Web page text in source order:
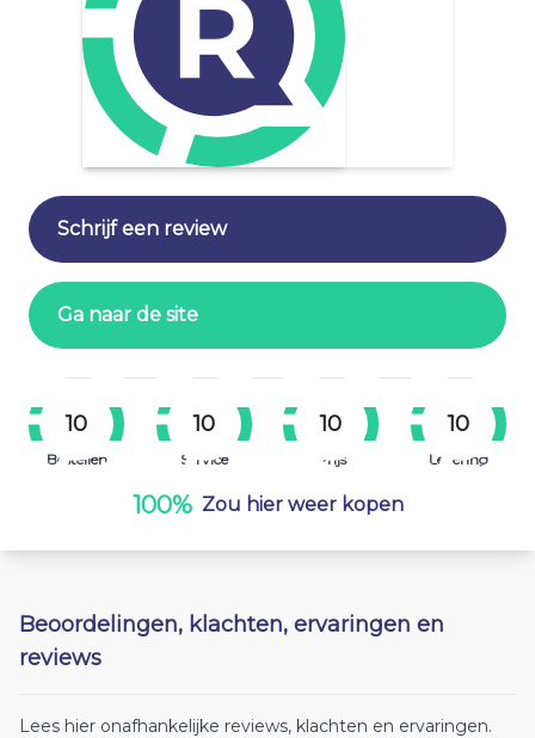
Schrijf een review
Ga naar de site
10
Bestellen
10
Service
10
Prijs
10
Levering
100% Zou hier weer kopen
Beoordelingen, klachten, ervaringen en
reviews
Lees hier onafhankelijke reviews, klachten en ervaringen.